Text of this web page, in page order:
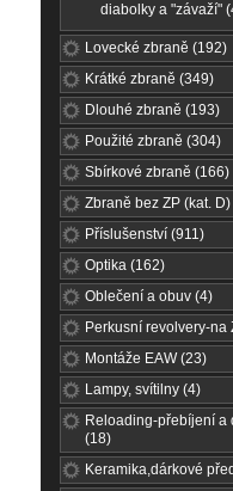
diabolky a "závaží"
Lovecké zbraně (192)
Krátké zbraně (349)
Dlouhé zbraně (193)
Použité zbraně (304)
Sbírkové zbraně (166)
Zbraně bez ZP (kat.
Příslušenství (911)
Optika (162)
Oblečení a obuv (4)
Perkusní revolvery-na
Montáže EAW (23)
Lampy, svítilny (4)
Reloading-přebíjení a
(18)
Keramika,dárkové